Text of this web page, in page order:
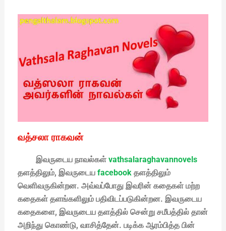
வத்சலா ராகவன்
இவருடைய நாவல்கள் vathsalaraghavannovels
தளத்திலும், இவருடைய facebookதளத்திலும்
வெளிவருகின்றன. அவ்வப்போது இவரின் கதைகள் மற்ற
கதைகள் தளங்களிலும் பதிவிடப்படுகின்றன. இவருடைய
கதைகளை, இவருடைய தளத்தில் சென்று சமீபத்தில் தான்
அறிந்து கொண்டு, வாசித்தேன். படிக்க ஆரம்பித்த பின்